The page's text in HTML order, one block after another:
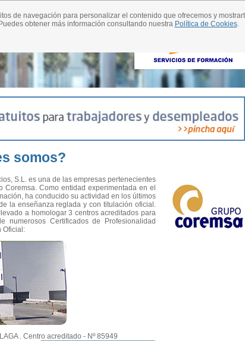
somos?
S.L. es una de las empresas pertenecientes
Coremsa. Como entidad experimentada en el
ha conducido su actividad en los últimos
la enseñanza reglada y con titulación oficial.
a homologar 3 centros acreditados para
numerosos Certificados de Profesionalidad
Oficial:
. Centro acreditado - Nº 85949
de navegación para personalizar el contenido que ofrecemos y
obtener más información consultando nuestra Política de Cookies.